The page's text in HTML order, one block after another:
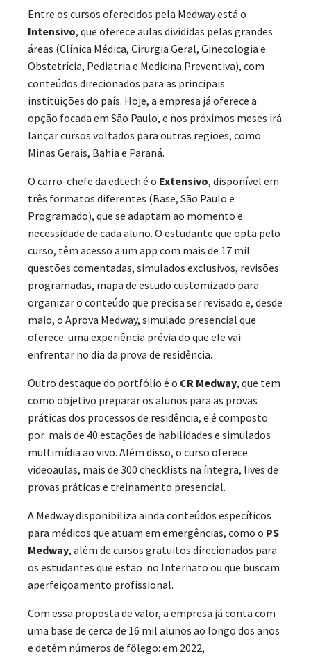
Entre os cursos oferecidos pela Medway está o
Intensivo, que oferece aulas divididas pelas grandes
áreas (Clínica Médica, Cirurgia Geral, Ginecologia e
Obstetrícia, Pediatria e Medicina Preventiva), com
conteúdos direcionados para as principais
instituições do país. Hoje, a empresa já oferece a
opção focada em São Paulo, e nos próximos meses irá
lançar cursos voltados para outras regiões, como
Minas Gerais, Bahia e Paraná.
O carro-chefe da edtech é o Extensivo, disponível em
três formatos diferentes (Base, São Paulo e
Programado), que se adaptam ao momento e
necessidade de cada aluno. O estudante que opta pelo
curso, têm acesso a um app com mais de 17 mil
questões comentadas, simulados exclusivos, revisões
programadas, mapa de estudo customizado para
organizar o conteúdo que precisa ser revisado e, desde
maio, o Aprova Medway, simulado presencial que
oferece uma experiência prévia do que ele vai
enfrentar no dia da prova de residência.
Outro destaque do portfólio é o CR Medway, que tem
como objetivo preparar os alunos para as provas
práticas dos processos de residência, e é composto
por mais de 40 estações de habilidades e simulados
multimídia ao vivo. Além disso, o curso oferece
videoaulas, mais de 300 checklists na íntegra, lives de
provas práticas e treinamento presencial.
A Medway disponibiliza ainda conteúdos específicos
para médicos que atuam em emergências, como o PS
Medway, além de cursos gratuitos direcionados para
os estudantes que estão no Internato ou que buscam
aperfeiçoamento profissional.
Com essa proposta de valor, a empresa já conta com
uma base de cerca de 16 mil alunos ao longo dos anos
e detém números de fôlego: em 2022,